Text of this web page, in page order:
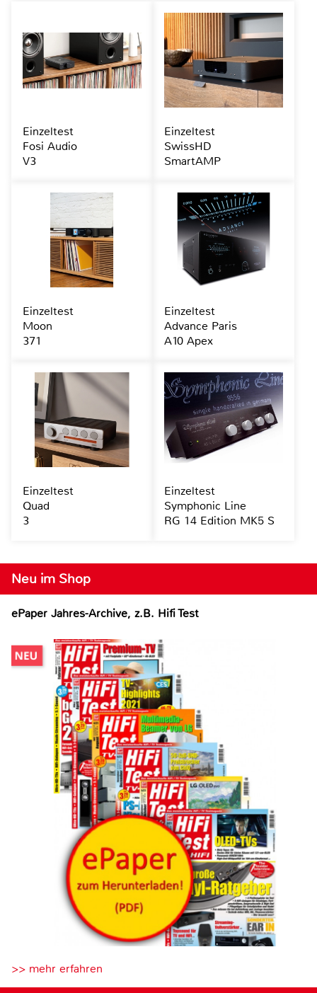
Neu im Shop
ePaper Jahres-Archive, z.B. Hifi Test
>> mehr erfahren
Einzeltest
Fosi Audio
V3
Einzeltest
SwissHD
SmartAMP
Einzeltest
Moon
371
Einzeltest
Advance Paris
A10 Apex
Einzeltest
Quad
3
Einzeltest
Symphonic Line
RG 14 Edition MK5 S